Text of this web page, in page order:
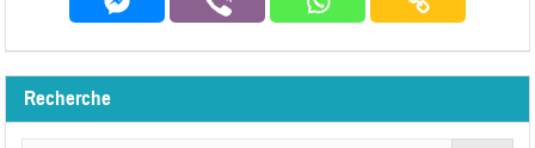
Recherche